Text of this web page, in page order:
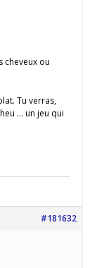
cheveux ou
Tu verras,
heu … un jeu qui
#181632